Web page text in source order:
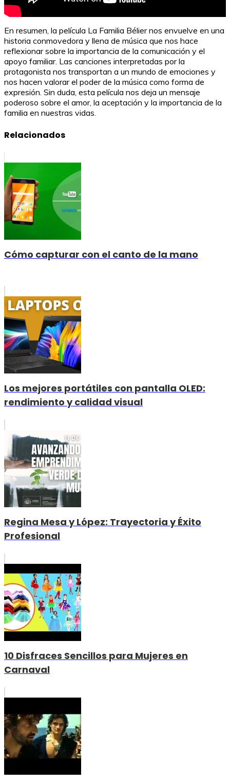
En resumen, la película La Familia Bélier nos envuelve en una
historia conmovedora y llena de música que nos hace
reflexionar sobre la importancia de la comunicación y el
apoyo familiar. Las canciones interpretadas por la
protagonista nos transportan a un mundo de emociones y
nos hacen valorar el poder de la música como forma de
expresión. Sin duda, esta película nos deja un mensaje
poderoso sobre el amor, la aceptación y la importancia de la
familia en nuestras vidas.
Relacionados
Cómo capturar con el canto de la mano
Los mejores portátiles con pantalla OLED:
rendimiento y calidad visual
Regina Mesa y López: Trayectoria y Éxito
Profesional
10 Disfraces Sencillos para Mujeres en
Carnaval